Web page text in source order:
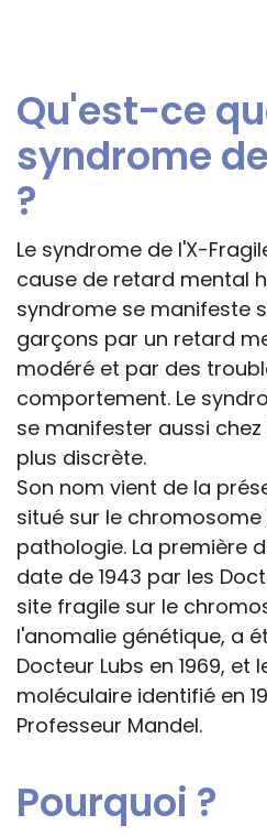
Qu'est-ce
syndrome
?
Le syndrome de l'X-
cause de retard mental
syndrome se manifeste
garçons par un retard
modéré et par des
comportement. Le
se manifester aussi
plus discrète.
Son nom vient de la
situé sur le
pathologie. La première
date de 1943 par les
site fragile sur le
l'anomalie génétique, a
Docteur Lubs en 1969, et
moléculaire identifié en
Professeur Mandel.
Pourquoi ?
apprécier in abstracto.